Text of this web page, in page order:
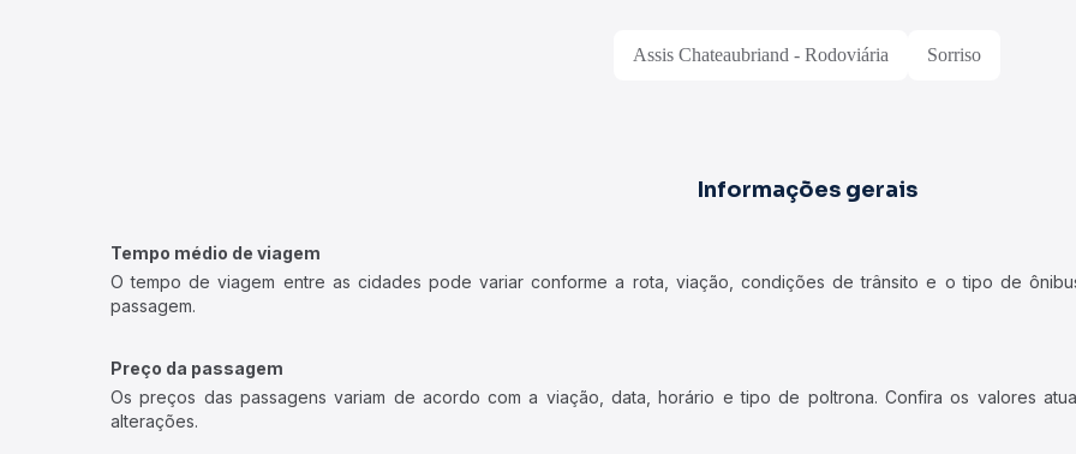
Assis Chateaubriand - Rodoviária Sorriso
Informações gerais
Tempo médio de viagem
O tempo de viagem entre as cidades pode variar conforme a rota, viação, condições de trânsito e o tipo de
passagem.
Preço da passagem
Os preços das passagens variam de acordo com a viação, data, horário e tipo de poltrona. Confira os valores
alterações.